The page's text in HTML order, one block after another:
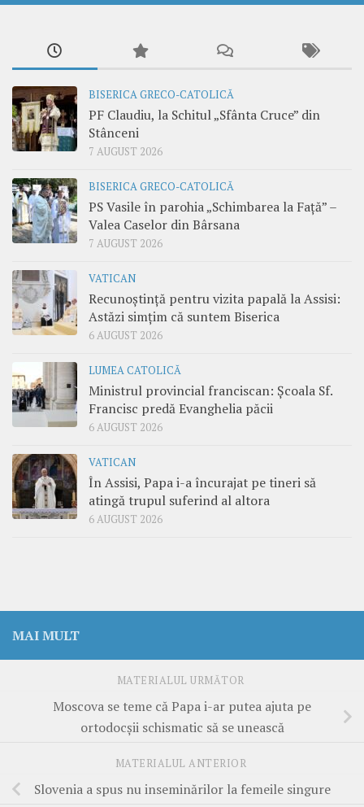
BISERICA GRECO-CATOLICĂ
PF Claudiu, la Schitul „Sfânta Cruce” din
Stânceni
7 AUGUST 2026
BISERICA GRECO-CATOLICĂ
PS Vasile în parohia „Schimbarea la Față” –
Valea Caselor din Bârsana
7 AUGUST 2026
VATICAN
Recunoștință pentru vizita papală la Assisi:
Astăzi simțim că suntem Biserica
6 AUGUST 2026
LUMEA CATOLICĂ
Ministrul provincial franciscan: Școala Sf.
Francisc predă Evanghelia păcii
6 AUGUST 2026
VATICAN
În Assisi, Papa i-a încurajat pe tineri să
atingă trupul suferind al altora
6 AUGUST 2026
MAI MULT
MATERIALUL URMĂTOR
Moscova se teme că Papa i-ar putea ajuta pe
ortodocşii schismatic să se unească
MATERIALUL ANTERIOR
Slovenia a spus nu inseminărilor la femeile singure